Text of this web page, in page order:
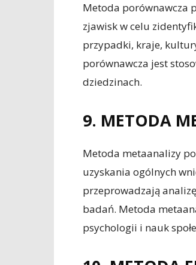
Metoda porównawcza
zjawisk w celu
przypadki, kraje,
porównawcza jest
dziedzinach.
9. METODA
Metoda metaanalizy
uzyskania ogólnych
przeprowadzają
badań. Metoda
psychologii i nauk